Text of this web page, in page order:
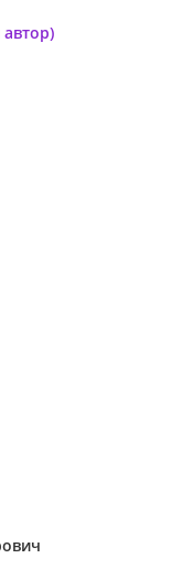
автор)